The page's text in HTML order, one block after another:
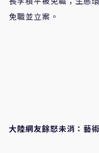
免職並立案。
大陸網友餘怒未消：藝